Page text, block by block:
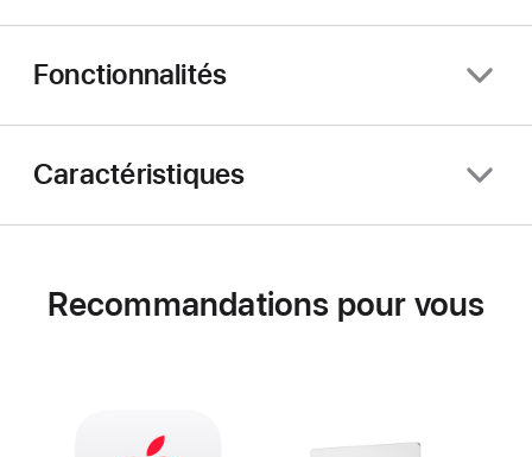
Fonctionnalités
Caractéristiques
Recommandations pour vous